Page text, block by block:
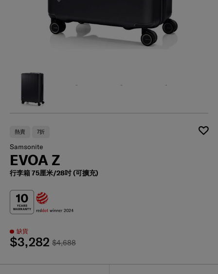
熱賣 7折
Samsonite
EVOA Z
行李箱 75厘米/28吋 (可擴充)
缺貨
$4,688
$3,282